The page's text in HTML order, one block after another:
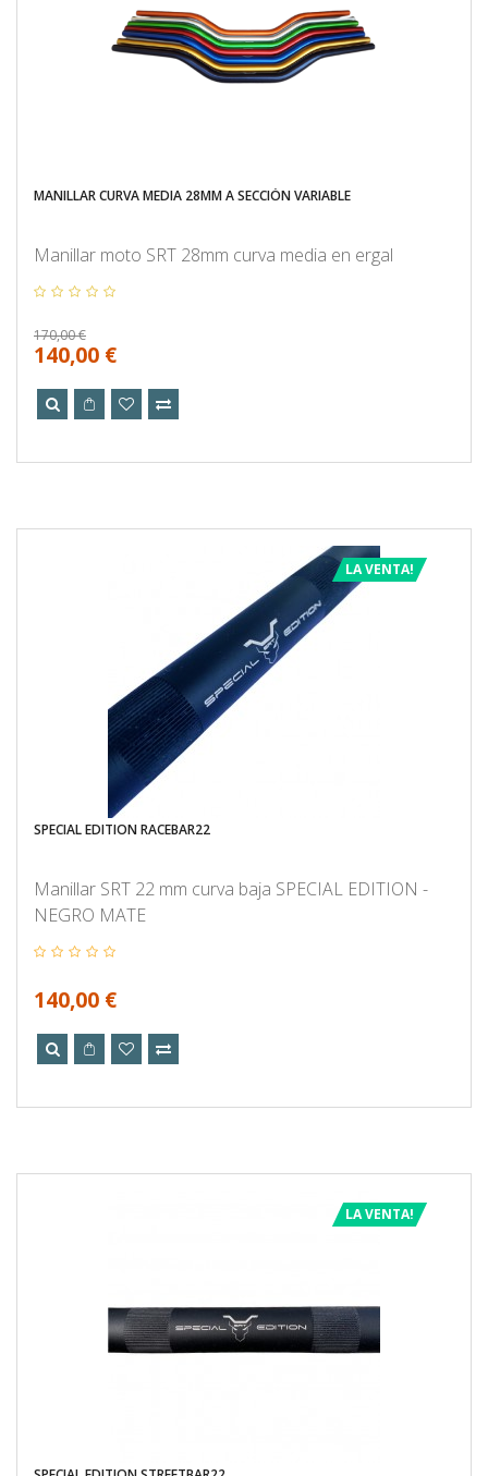
MANILLAR CURVA MEDIA 28MM A SECCIÓN VARIABLE
Manillar moto SRT 28mm curva media en ergal
170,00 €
140,00 €
LA VENTA!
SPECIAL EDITION RACEBAR22
Manillar SRT 22 mm curva baja SPECIAL EDITION -
NEGRO MATE
140,00 €
LA VENTA!